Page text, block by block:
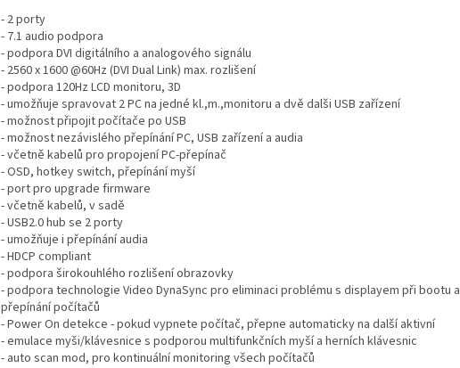
- 2 porty
- 7.1 audio podpora
- podpora DVI digitálního a analogového signálu
- 2560 x 1600 @60Hz (DVI Dual Link) max. rozlišení
- podpora 120Hz LCD monitoru, 3D
- umožňuje spravovat 2 PC na jedné kl.,m.,monitoru a dvě dalši USB zařízení
- možnost připojit počítače po USB
- možnost nezávislého přepínání PC, USB zařízení a audia
- včetně kabelů pro propojení PC-přepínač
- OSD, hotkey switch, přepínání myší
- port pro upgrade firmware
- včetně kabelů, v sadě
- USB2.0 hub se 2 porty
- umožňuje i přepínání audia
- HDCP compliant
- podpora širokouhlého rozlišení obrazovky
- podpora technologie Video DynaSync pro eliminaci problému s displayem při bootu a
přepínání počítačů
- Power On detekce - pokud vypnete počítač, přepne automaticky na další aktivní
- emulace myši/klávesnice s podporou multifunkčních myší a herních klávesnic
- auto scan mod, pro kontinuální monitoring všech počítačů